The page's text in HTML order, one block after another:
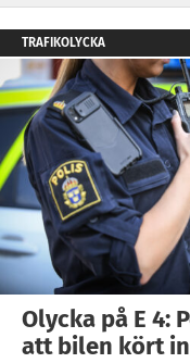
TRAFIKOLYCKA
Olycka på E 4:
att bilen kört